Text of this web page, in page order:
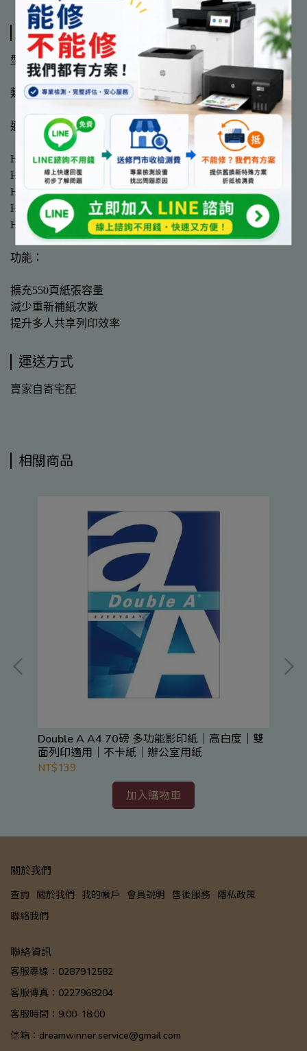
規格說明
型號：D9P29A
類型：550頁進紙匣進紙器
適用機型：
HP LaserJet Pro M402 系列
HP LaserJet Pro M426 系列
HP LaserJet Pro M404 系列
HP LaserJet Pro M428 系列
HP 4003 / 4103 / M406 系列部分機種
功能：
擴充550頁紙張容量
減少重新補紙次數
提升多人共享列印效率
運送方式
賣家自寄宅配
相關商品
Double A A4 70磅 多功能影印紙｜高白度｜雙
面列印適用｜不卡紙｜辦公室用紙
NT$139
加入購物車
度
關於我們
查詢 關於我們 我的帳戶 會員說明 售後服務
隱私政策
聯絡我們
聯絡資訊
客服專線：0287912582
客服傳真：0227968204
客服時間：9:00-18:00
信箱：dreamwinner.service@gmail.com